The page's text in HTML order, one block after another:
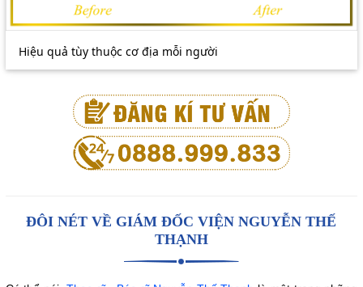
Hiệu quả tùy thuộc cơ địa mỗi người
ĐÔI NÉT VỀ GIÁM ĐỐC VIỆN NGUYỄN THẾ
THẠNH